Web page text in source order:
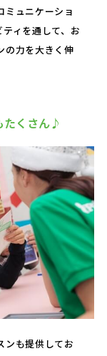
ミュニケーショ
ィを通して、お
の力を大きく伸
たくさん♪
ンも提供してお